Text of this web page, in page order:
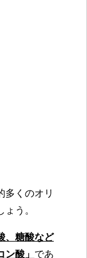
多くのオリ
う。
、糖酸など
酸」 であ